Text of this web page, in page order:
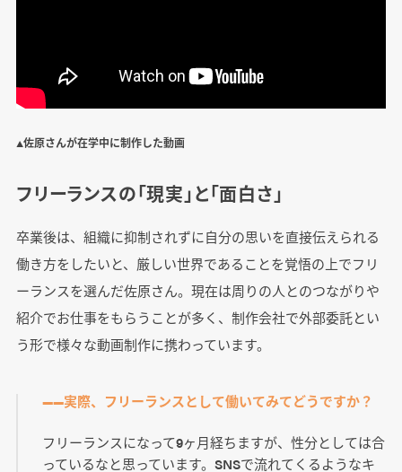
▲佐原さんが在学中に制作した動画
フリーランスの「現実」と「面白さ」
卒業後は、組織に抑制されずに自分の思いを直接伝えられる
働き方をしたいと、厳しい世界であることを覚悟の上でフリ
ーランスを選んだ佐原さん。現在は周りの人とのつながりや
紹介でお仕事をもらうことが多く、制作会社で外部委託とい
う形で様々な動画制作に携わっています。
――実際、フリーランスとして働いてみてどうですか？
フリーランスになって9ヶ月経ちますが、性分としては合
っているなと思っています。SNSで流れてくるようなキ